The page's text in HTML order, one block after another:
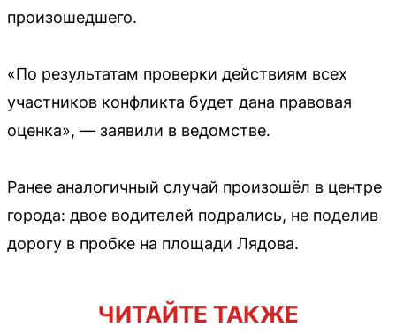
произошедшего.
«По результатам проверки действиям всех
участников конфликта будет дана правовая
оценка», — заявили в ведомстве.
Ранее аналогичный случай произошёл в центре
города: двое водителей подрались, не поделив
дорогу в пробке на площади Лядова.
ЧИТАЙТЕ ТАКЖЕ